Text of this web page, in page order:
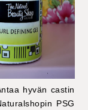
hyvän castin
PSG